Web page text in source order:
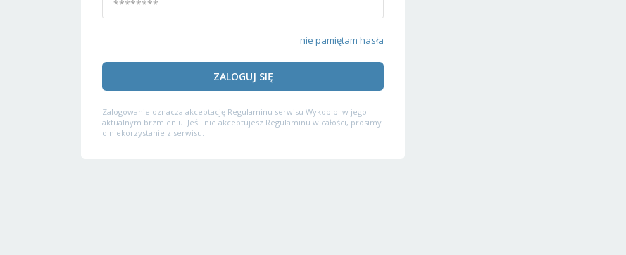
nie pamiętam hasła
ZALOGUJ SIĘ
Zalogowanie oznacza akceptację Regulaminu serwisu Wykop.pl w jego
aktualnym brzmieniu. Jeśli nie akceptujesz Regulaminu w całości, prosimy
o niekorzystanie z serwisu.